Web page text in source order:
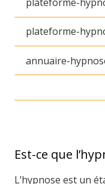
plateforme-
annuaire-
Est-ce que
L’hypnose est un